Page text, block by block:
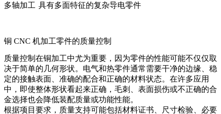
多轴加工 具有多面特征的复杂导电零件
铜 CNC 机加工零件的质量控制
质量控制在铜加工中尤为重要，因为零件的性能可能不仅仅取
决于简单的几何形状。电气和热零件通常需要干净的边缘、稳
定的接触表面、准确的配合和正确的材料状态。在许多应用
中，即使整体形状看起来正确，毛刺、表面损伤或不正确的合
金选择也会降低装配质量或功能性能。
根据项目要求，质量支持可能包括材料证书、尺寸检验、必要